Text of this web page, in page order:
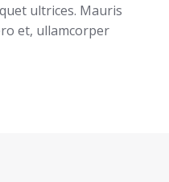
ultrices. Mauris
et, ullamcorper